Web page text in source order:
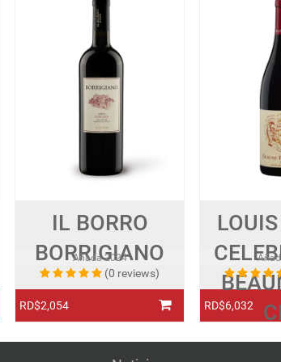
IL BORRO
BORRIGIANO
Añada2024
(0 reviews)
RD$2,054 RD$6,032